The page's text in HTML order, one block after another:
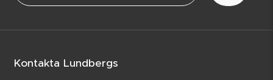
Kontakta Lundbergs